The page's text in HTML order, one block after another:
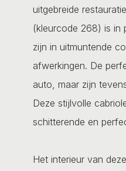
uitgebreide
(kleurcode 268) is in
zijn in uitmuntende
afwerkingen. De
auto, maar zijn
Deze stijlvolle
schitterende en
Het interieur van